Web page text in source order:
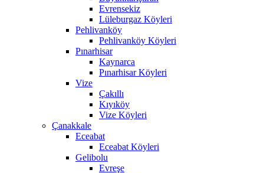
Evrensekiz
Lüleburgaz Köyleri
Pehlivanköy
Pehlivanköy Köyleri
Pınarhisar
Kaynarca
Pınarhisar Köyleri
Vize
Çakıllı
Kıyıköy
Vize Köyleri
Çanakkale
Eceabat
Eceabat Köyleri
Gelibolu
Evreşe